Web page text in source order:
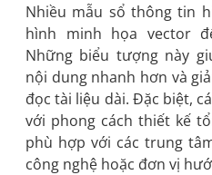
Nhiều mẫu sổ thông tin
hình minh họa vector
Những biểu tượng này
nội dung nhanh hơn và
đọc tài liệu dài. Đặc biệt,
với phong cách thiết kế
phù hợp với các trung
công nghệ hoặc đơn vị